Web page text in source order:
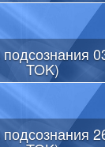
подсознания
TOK)
подсознания